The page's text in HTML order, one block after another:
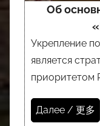
Об
Укрепление
является
приоритетом
Далее / 更多